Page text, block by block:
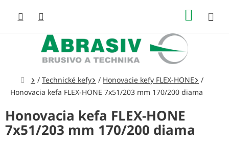
obsah
Domov
/ Technické kefy / Honovacie kefy FLEX-HONE
/
Honovacia kefa FLEX-HONE 7x51/203 mm 170/200 diama
Honovacia kefa FLEX-HONE
7x51/203 mm 170/200 diama